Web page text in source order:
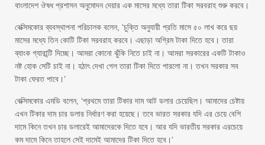
বাংলাদেশ ঔষধ প্রশাসন অনুমোদন দেয়ার এক মাসের মধ্যে তারা টিকা সরবরাহ শুরু করবে।
বেক্সিমকোর ব্যবস্থাপনা পরিচালক বলেন, ‘চুক্তি অনুযায়ী প্রতি মাসে ৫০ লাখ করে ছয়
মাসের মধ্যে তিন কোটি টিকা সরবরাহ করবে। এছাড়া অগ্রিম টাকা দিতে হবে। তারা
ব্যাংক গ্যারান্টি দিচ্ছে। আমরা কোনো ঝুঁকি নিতে চাই না। আমরা সরকারের একটি টাকাও
নষ্ট হোক সেটি চাই না। হঠাৎ দেখা গেল তারা টিকা দিতে পারলো না। তখন সরকার সব
টাকা ফেরত পাবে।’
বেক্সিমকোর এমডি বলেন, ‘প্রথমে তারা টিকার দাম আট ডলার চেয়েছিল। আমাদের চেষ্টায়
এখন টিকার দাম চার ডলার নির্ধারণ করা হয়েছে। তবে ভারত সরকার যদি এর চেয়ে বেশি
দামে কিনে তখন চার ডলারেই আমাদেরকে দিতে হবে। আর যদি ভারতীয় সরকার এরচেয়ে
কম দামে কিনে তাহলে সেই দামেই আমাদের টিকা দিতে হবে।’